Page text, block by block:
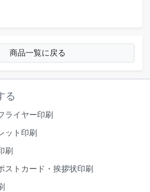
商品一覧に戻る
る
ライヤー印刷
ット印刷
刷
ストカード・挨拶状印刷